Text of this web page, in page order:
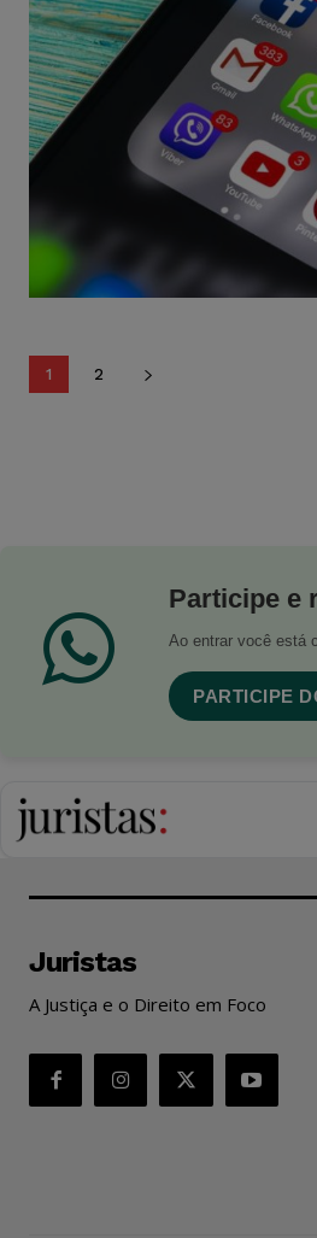
1 2
Participe e
Ao entrar você está
PARTICIPE
Juristas
A Justiça e o Direito em Foco